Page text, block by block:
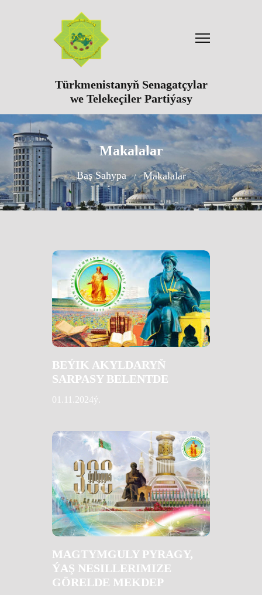
Türkmenistanyň Senagatçylar
we Telekeçiler Partiýasy
Makalalar
Baş Sahypa Makalalar
BEÝIK AKYLDARYŇ
SARPASY BELENTDE
01.11.2024ý.
MAGTYMGULY PYRAGY,
ÝAŞ NESILLERIMIZE
GÖRELDE MEKDEP